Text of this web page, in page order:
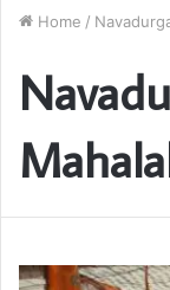
Home /